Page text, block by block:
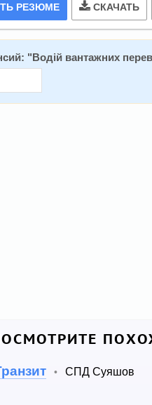
РЕЗЮМЕ СКАЧАТЬ
" Водій вантажних
•
СПД Суяшов